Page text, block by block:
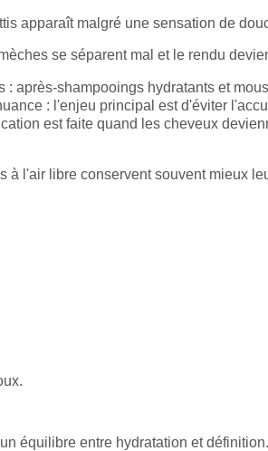
apparaît malgré une sensation de
se séparent mal et le rendu
après-shampooings hydratants et
: l'enjeu principal est d'éviter
est faite quand les cheveux
à l'air libre conservent souvent mieux
équilibre entre hydratation et